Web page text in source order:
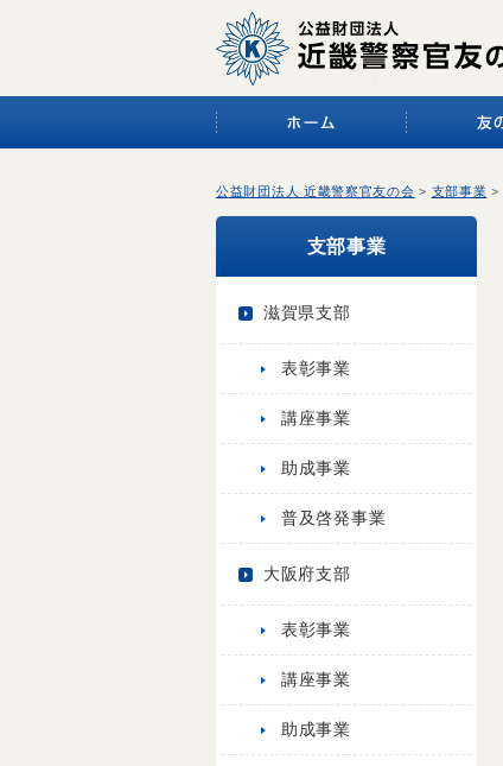
公益財団法人 近畿警察官友の会 > 支部事業 >
支部事業
滋賀県支部
表彰事業
講座事業
助成事業
普及啓発事業
大阪府支部
表彰事業
講座事業
助成事業